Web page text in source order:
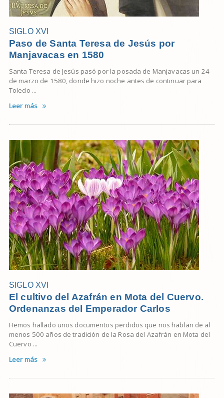
SIGLO XVI
Paso de Santa Teresa de Jesús por
Manjavacas en 1580
Santa Teresa de Jesús pasó por la posada de Manjavacas un 24
de marzo de 1580, donde hizo noche antes de continuar para
Toledo ...
Leer más
SIGLO XVI
El cultivo del Azafrán en Mota del Cuervo.
Ordenanzas del Emperador Carlos
Hemos hallado unos documentos perdidos que nos hablan de al
menos 500 años de tradición de la Rosa del Azafrán en Mota del
Cuervo ...
Leer más